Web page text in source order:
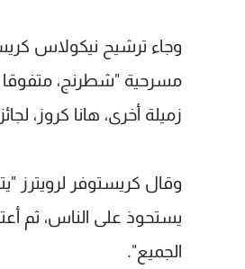
وجاء ترشيح نيكولاس
مسرحية "شطرنج، متفوقا
زميلة أخرى، هانا كروز،
وقال كريستوفر لرويترز
⁠يستحوذ على الناس، ثم
الجميع".